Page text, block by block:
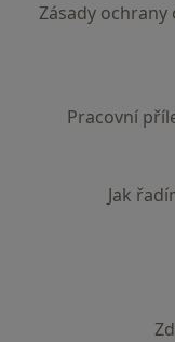
Zásady
Pracovní
Jak